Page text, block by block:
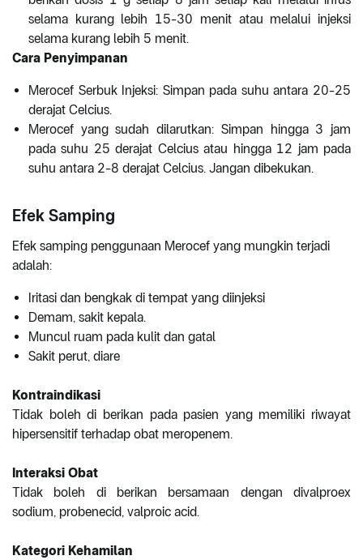
selama kurang lebih 15-30 menit atau melalui injeksi
selama kurang lebih 5 menit.
Cara Penyimpanan
Merocef Serbuk Injeksi: Simpan pada suhu antara 20-25
derajat Celcius.
Merocef yang sudah dilarutkan: Simpan hingga 3 jam
pada suhu 25 derajat Celcius atau hingga 12 jam pada
suhu antara 2-8 derajat Celcius. Jangan dibekukan.
Efek Samping
Efek samping penggunaan Merocef yang mungkin terjadi
adalah:
Iritasi dan bengkak di tempat yang diinjeksi
Demam, sakit kepala.
Muncul ruam pada kulit dan gatal
Sakit perut, diare
Kontraindikasi
Tidak boleh di berikan pada pasien yang memiliki riwayat
hipersensitif terhadap obat meropenem.
Interaksi Obat
Tidak boleh di berikan bersamaan dengan divalproex
sodium, probenecid, valproic acid.
Kategori Kehamilan